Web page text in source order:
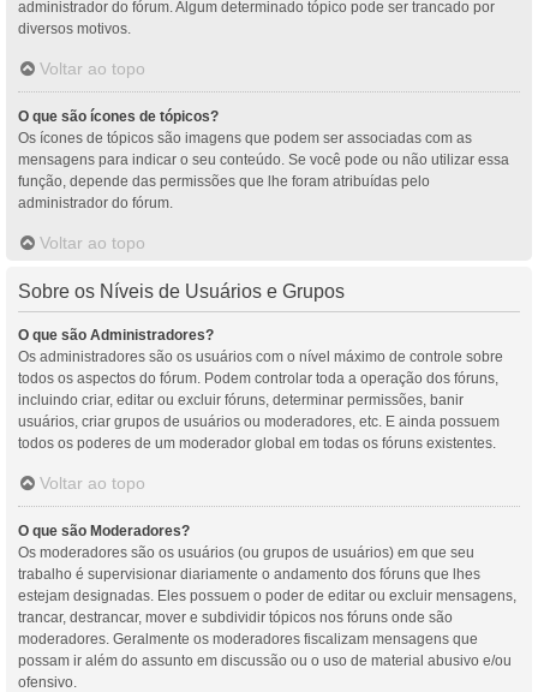
administrador do fórum. Algum determinado tópico pode ser trancado por
diversos motivos.
Voltar ao topo
O que são ícones de tópicos?
Os ícones de tópicos são imagens que podem ser associadas com as
mensagens para indicar o seu conteúdo. Se você pode ou não utilizar essa
função, depende das permissões que lhe foram atribuídas pelo
administrador do fórum.
Voltar ao topo
Sobre os Níveis de Usuários e Grupos
O que são Administradores?
Os administradores são os usuários com o nível máximo de controle sobre
todos os aspectos do fórum. Podem controlar toda a operação dos fóruns,
incluindo criar, editar ou excluir fóruns, determinar permissões, banir
usuários, criar grupos de usuários ou moderadores, etc. E ainda possuem
todos os poderes de um moderador global em todas os fóruns existentes.
Voltar ao topo
O que são Moderadores?
Os moderadores são os usuários (ou grupos de usuários) em que seu
trabalho é supervisionar diariamente o andamento dos fóruns que lhes
estejam designadas. Eles possuem o poder de editar ou excluir mensagens,
trancar, destrancar, mover e subdividir tópicos nos fóruns onde são
moderadores. Geralmente os moderadores fiscalizam mensagens que
possam ir além do assunto em discussão ou o uso de material abusivo e/ou
ofensivo.